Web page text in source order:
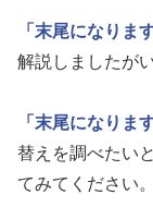
「末尾になりま
解説しましたが
「末尾になりま
替えを調べたい
てみてください。